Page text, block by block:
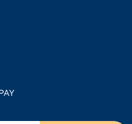
Toner làm dịu và
mang lại cảm giác